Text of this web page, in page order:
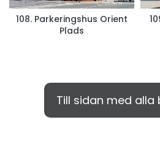
108. Parkeringshus Orient
Plads
Till sidan med alla